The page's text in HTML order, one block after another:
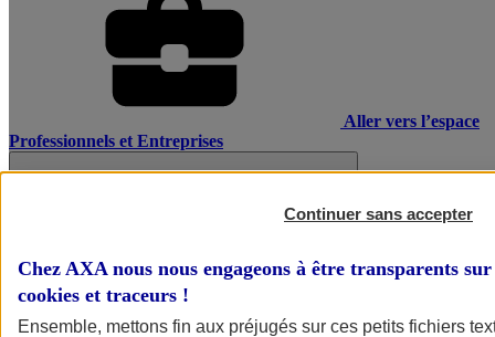
Aller vers l’espace
Professionnels et Entreprises
Continuer sans accepter
Chez AXA nous nous engageons à être transparents
cookies et traceurs !
Ensemble, mettons fin aux préjugés sur ces petits fichiers